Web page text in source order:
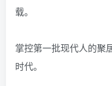
载。
掌控第一批现代人的聚
时代。